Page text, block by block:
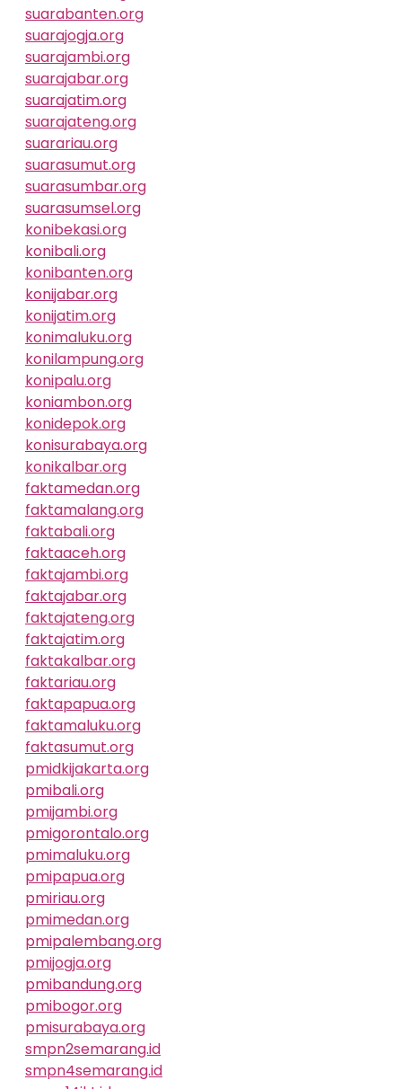
suarabanten.org
suarajogja.org
suarajambi.org
suarajabar.org
suarajatim.org
suarajateng.org
suarariau.org
suarasumut.org
suarasumbar.org
suarasumsel.org
konibekasi.org
konibali.org
konibanten.org
konijabar.org
konijatim.org
konimaluku.org
konilampung.org
konipalu.org
koniambon.org
konidepok.org
konisurabaya.org
konikalbar.org
faktamedan.org
faktamalang.org
faktabali.org
faktaaceh.org
faktajambi.org
faktajabar.org
faktajateng.org
faktajatim.org
faktakalbar.org
faktariau.org
faktapapua.org
faktamaluku.org
faktasumut.org
pmidkijakarta.org
pmibali.org
pmijambi.org
pmigorontalo.org
pmimaluku.org
pmipapua.org
pmiriau.org
pmimedan.org
pmipalembang.org
pmijogja.org
pmibandung.org
pmibogor.org
pmisurabaya.org
smpn2semarang.id
smpn4semarang.id